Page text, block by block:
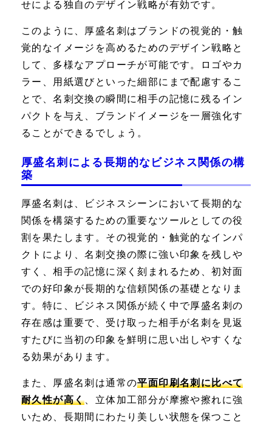
せによる独自のデザイン戦略が有効です。
このように、厚盛名刺はブランドの視覚的・触
覚的なイメージを高めるためのデザイン戦略と
して、多様なアプローチが可能です。ロゴやカ
ラー、用紙選びといった細部にまで配慮するこ
とで、名刺交換の瞬間に相手の記憶に残るイン
パクトを与え、ブランドイメージを一層強化す
ることができるでしょう。
厚盛名刺による長期的なビジネス関係の構
築
厚盛名刺は、ビジネスシーンにおいて長期的な
関係を構築するための重要なツールとしての役
割を果たします。その視覚的・触覚的なインパ
クトにより、名刺交換の際に強い印象を残しや
すく、相手の記憶に深く刻まれるため、初対面
での好印象が長期的な信頼関係の基礎となりま
す。特に、ビジネス関係が続く中で厚盛名刺の
存在感は重要で、受け取った相手が名刺を見返
すたびに当初の印象を鮮明に思い出しやすくな
る効果があります。
また、厚盛名刺は通常の平面印刷名刺に比べて
耐久性が高く 、立体加工部分が摩擦や擦れに強
いため、長期間にわたり美しい状態を保つこと